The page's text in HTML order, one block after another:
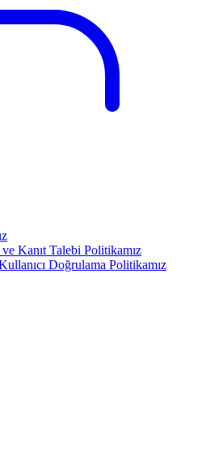
Kanıt Talebi Politikamız
Doğrulama Politikamız